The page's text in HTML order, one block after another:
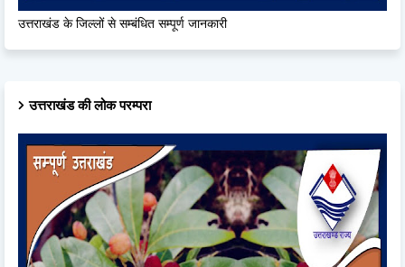
उत्तराखंड के जिल्लों से सम्बंधित सम्पूर्ण जानकारी
उत्तराखंड की लोक परम्परा